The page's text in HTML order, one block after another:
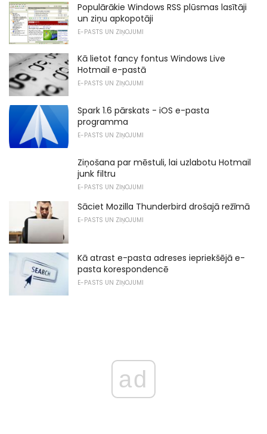
Populārākie Windows RSS plūsmas lasītāji
un ziņu apkopotāji
E-PASTS UN ZIŅOJUMI
Kā lietot fancy fontus Windows Live
Hotmail e-pastā
E-PASTS UN ZIŅOJUMI
Spark 1.6 pārskats - iOS e-pasta
programma
E-PASTS UN ZIŅOJUMI
Ziņošana par mēstuli, lai uzlabotu Hotmail
junk filtru
E-PASTS UN ZIŅOJUMI
Sāciet Mozilla Thunderbird drošajā režīmā
E-PASTS UN ZIŅOJUMI
Kā atrast e-pasta adreses iepriekšējā e-
pasta korespondencē
E-PASTS UN ZIŅOJUMI
ad